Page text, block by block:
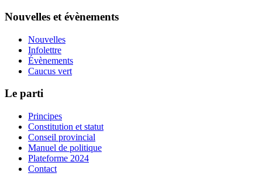
Nouvelles et évènements
Nouvelles
Infolettre
Évènements
Caucus vert
Le parti
Principes
Constitution et statut
Conseil provincial
Manuel de politique
Plateforme 2024
Contact